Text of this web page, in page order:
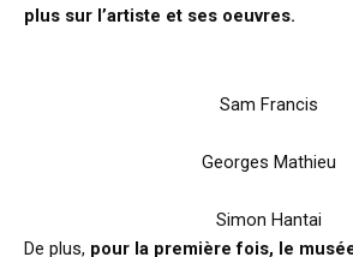
plus sur l’artiste et ses oeuvres.
Sam Francis
Georges Mathieu
Simon Hantai
De plus, pour la première fois, le